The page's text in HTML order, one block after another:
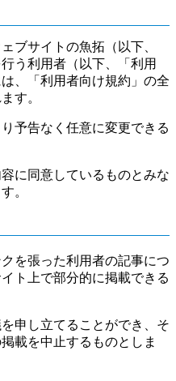
ブサイトの魚拓（以下、
う利用者（以下、「利用
、「利用者向け規約」の全
す。
予告なく任意に変更できる
に同意しているものとみな
。
を張った利用者の記事につ
ト上で部分的に掲載できる
申し立てることができ、そ
載を中止するものとしま